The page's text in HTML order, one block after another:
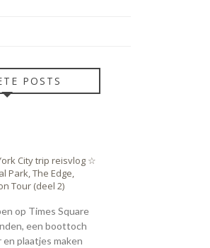
POSTS
City trip reisvlog ☆
Park, The Edge,
Tour (deel 2)
op Times Square
een boottoch
plaatjes maken